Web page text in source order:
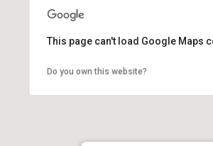
This page can't load Google Maps
Do you own this website?